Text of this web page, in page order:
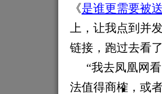
《是谁更需要被
上，让我点到并
链接，跑过去看
“我去凤凰网
法值得商榷，或